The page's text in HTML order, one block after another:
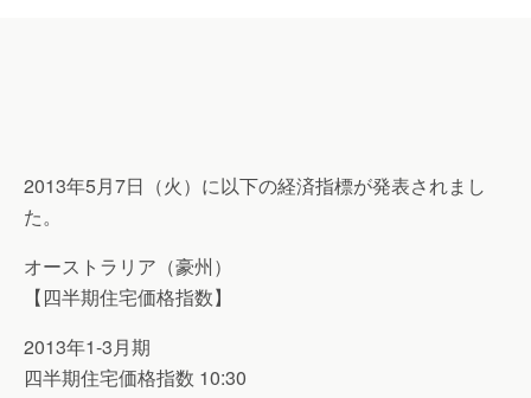
2013年5月7日（火）に以下の経済指標が発表されまし
た。
オーストラリア（豪州）
【四半期住宅価格指数】
2013年1-3月期
四半期住宅価格指数 10:30